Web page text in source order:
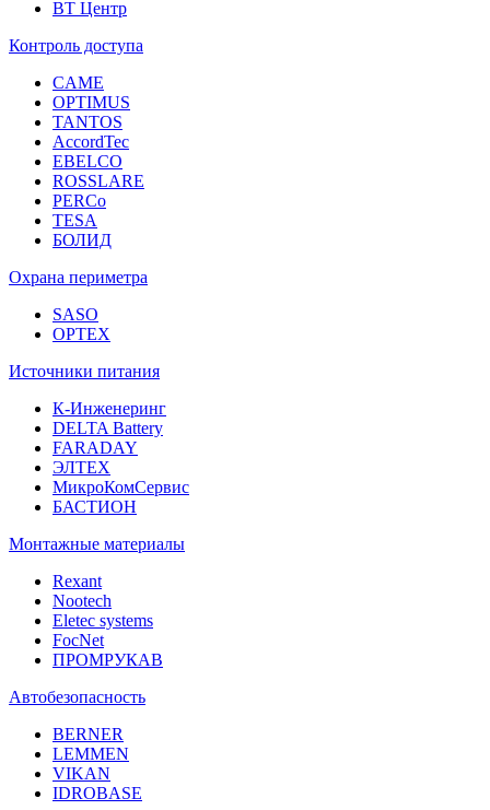
ВТ Центр
Контроль доступа
CAME
OPTIMUS
TANTOS
AccordTec
EBELCO
ROSSLARE
PERCo
TESA
БОЛИД
Охрана периметра
SASO
OPTEX
Источники питания
К-Инженеринг
DELTA Battery
FARADAY
ЭЛТЕХ
МикроКомСервис
БАСТИОН
Монтажные материалы
Rexant
Nootech
Eletec systems
FocNet
ПРОМРУКАВ
Автобезопасность
BERNER
LEMMEN
VIKAN
IDROBASE